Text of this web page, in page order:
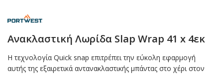
Ανακλαστική Λωρίδα Slap Wrap 41 x 4εκ
Η τεχνολογία Quick snap επιτρέπει την εύκολη εφαρμογή
αυτής της εξαιρετικά αντανακλαστικής μπάντας στο χέρι στον